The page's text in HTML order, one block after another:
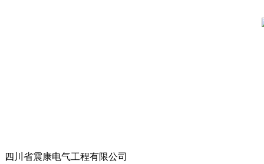
四川省震康电气工程有限公司